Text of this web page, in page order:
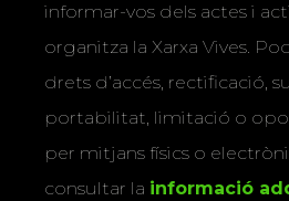
informar-vos dels actes i
organitza la Xarxa Vives.
drets d’accés, rectificació,
portabilitat, limitació o
per mitjans físics o
consultar la informació